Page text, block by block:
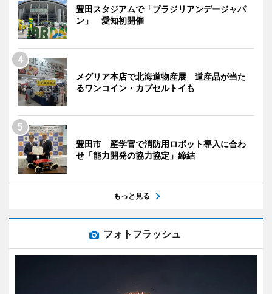
豊田スタジアムで「ブラジリアンデージャパ
ン」 愛知初開催
メグリア本店で北海道物産展 道産品が当た
るワンコイン・カプセルトイも
豊田市 産学官で消防用ロボット導入に合わ
せ「能力開発の協力協定」締結
もっと見る
フォトフラッシュ